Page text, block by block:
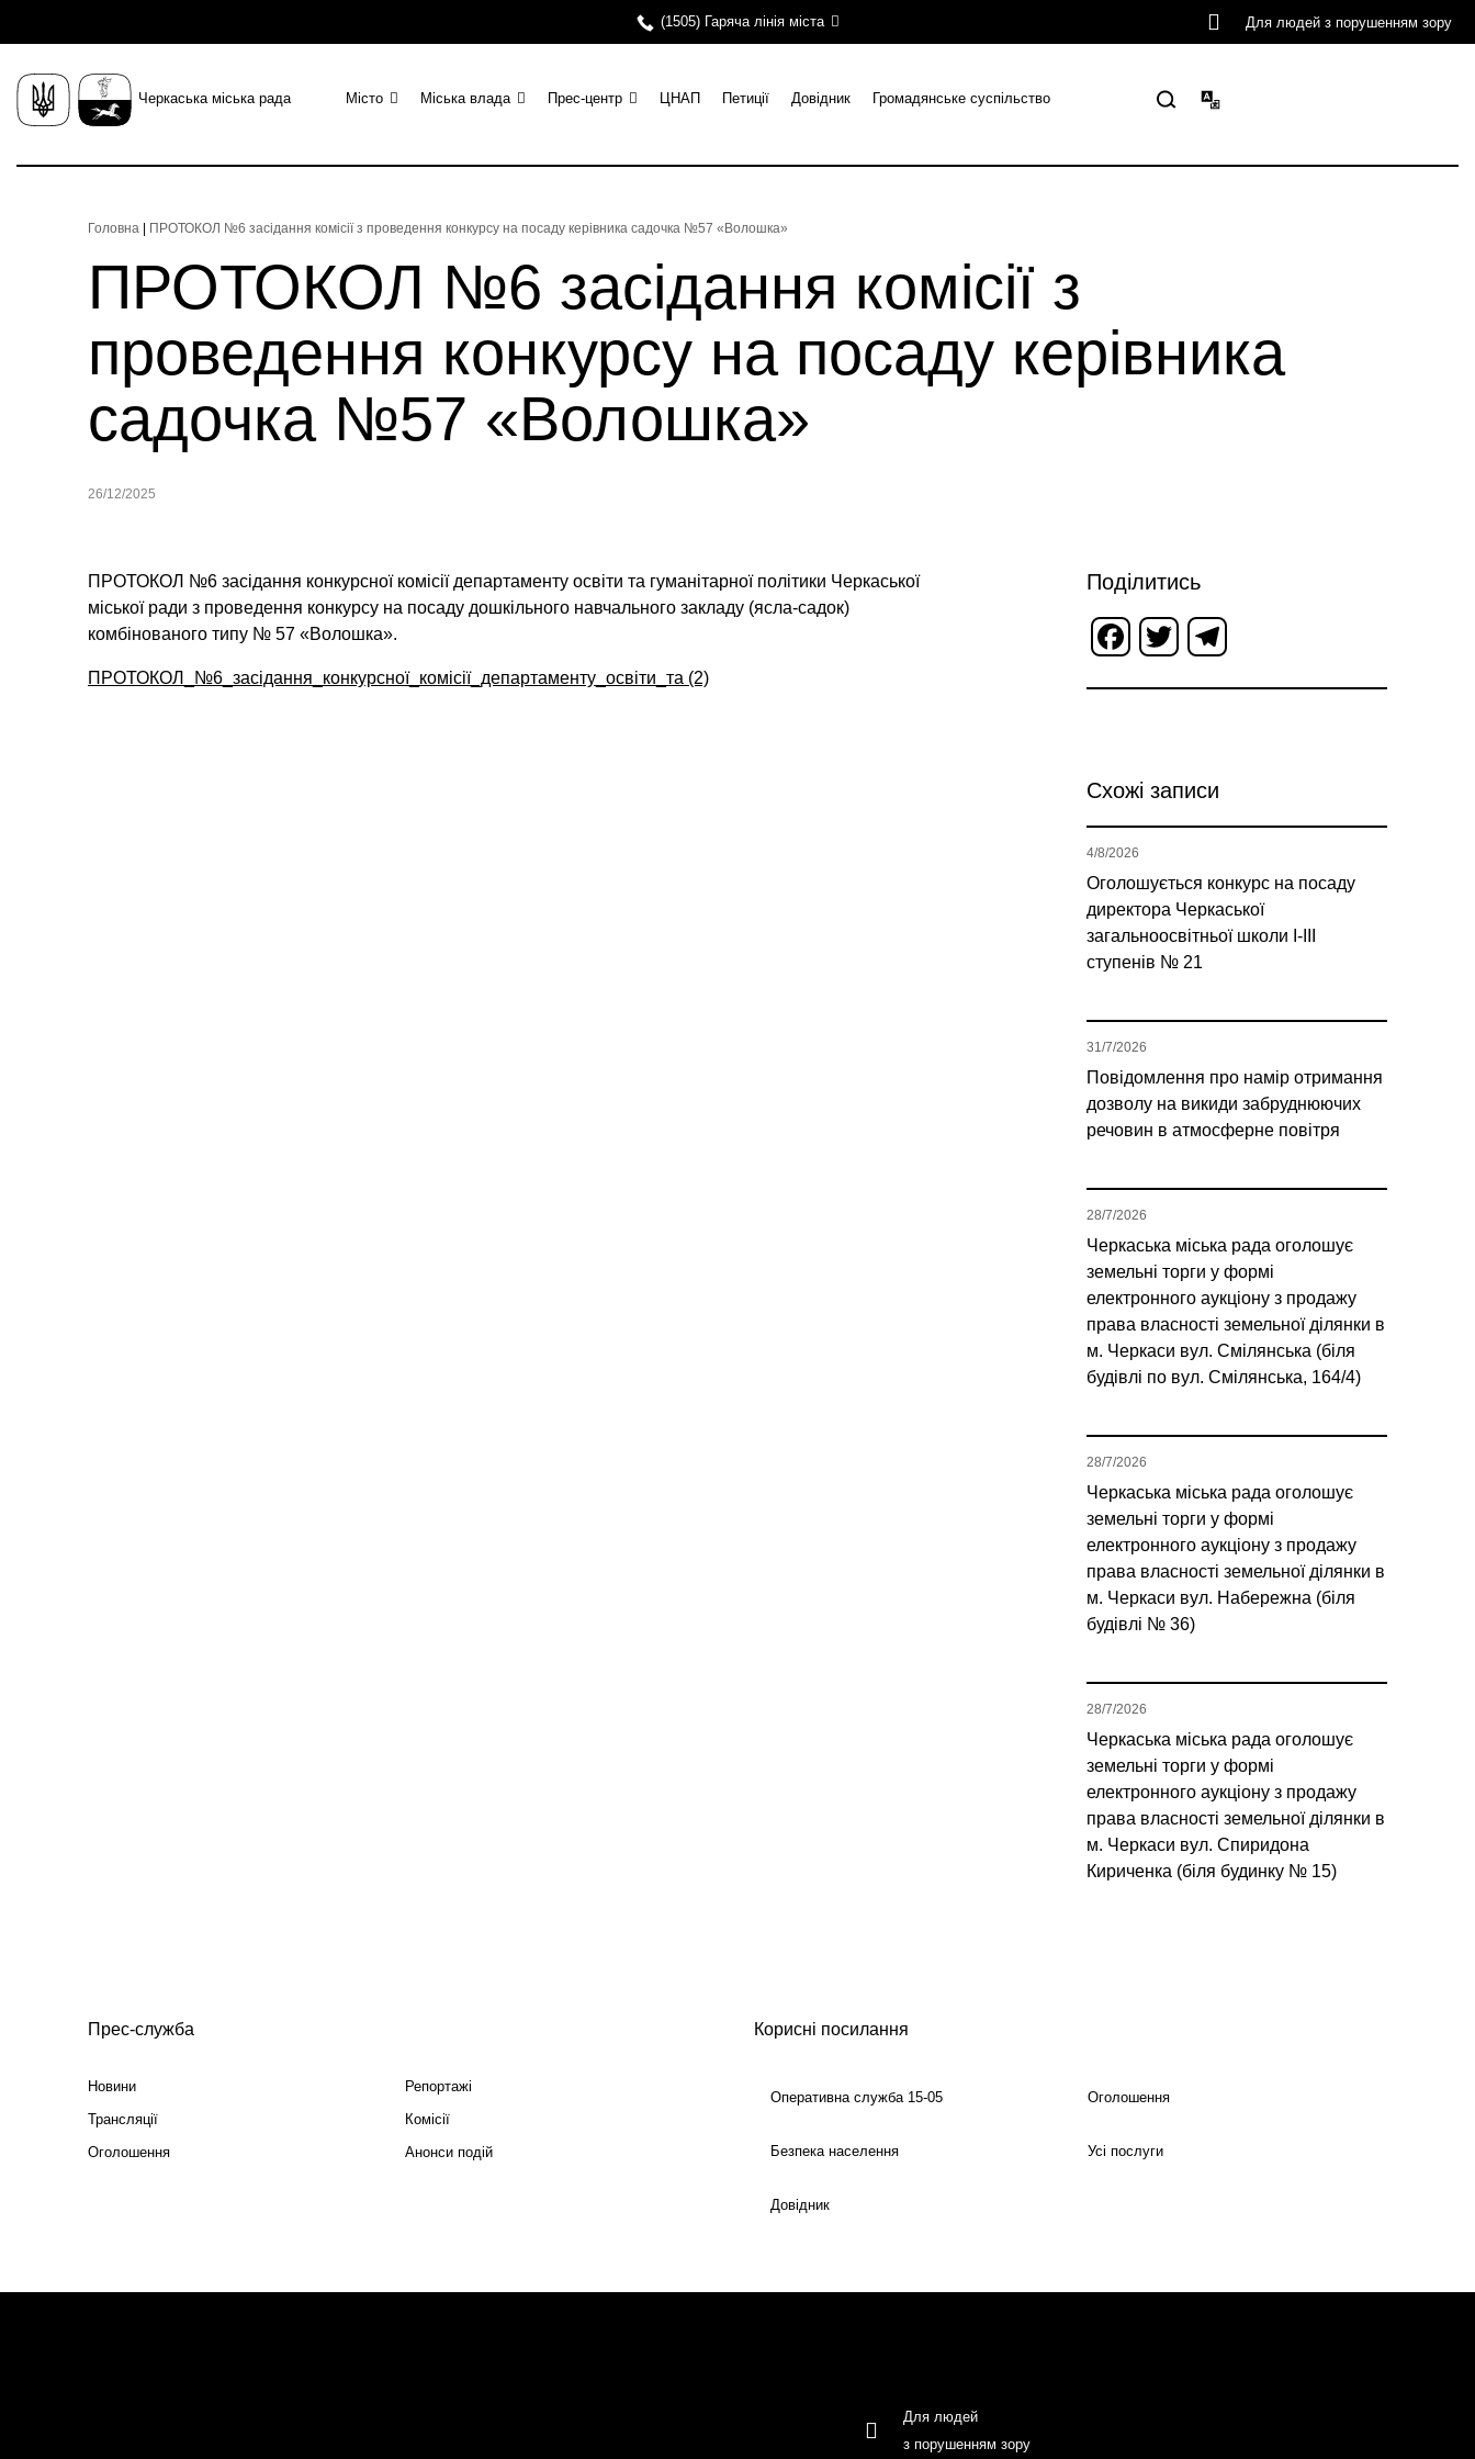
(1505) Гаряча лінія міста Для людей з порушенням зору
Черкаська міська рада Місто Міська влада Прес-центр ЦНАП Петиції Довідник Громадянське суспільство
Головна ПРОТОКОЛ №6 засідання комісії з проведення конкурсу на посаду керівника садочка №57 «Волошка»
ПРОТОКОЛ №6 засідання комісії з
проведення конкурсу на посаду керівника
садочка №57 «Волошка»
26/12/2025
ПРОТОКОЛ №6 засідання конкурсної комісії департаменту освіти та гуманітарної політики Черкаської
міської ради з проведення конкурсу на посаду дошкільного навчального закладу (ясла-садок)
комбінованого типу № 57 «Волошка».
ПРОТОКОЛ_№6_засідання_конкурсної_комісії_департаменту_освіти_та (2)
Поділитись
Facebook
Twitter
Схожі записи
Оголошується конкурс на посаду
директора Черкаської
загальноосвітньої школи І-ІІІ
ступенів № 21
4/8/2026
Повідомлення про намір отримання
дозволу на викиди забруднюючих
речовин в атмосферне повітря
31/7/2026
Черкаська міська рада оголошує
земельні торги у формі
електронного аукціону з продажу
права власності земельної ділянки в
м. Черкаси вул. Смілянська (біля
будівлі по вул. Смілянська, 164/4)
28/7/2026
Черкаська міська рада оголошує
земельні торги у формі
електронного аукціону з продажу
права власності земельної ділянки в
м. Черкаси вул. Набережна (біля
будівлі № 36)
28/7/2026
Черкаська міська рада оголошує
земельні торги у формі
електронного аукціону з продажу
права власності земельної ділянки в
м. Черкаси вул. Спиридона
Кириченка (біля будинку № 15)
28/7/2026
Прес-служба
Новини
Репортажі
Трансляції
Комісії
Оголошення
Анонси подій
Корисні посилання
Оперативна служба 15-05 Оголошення
Безпека населення Усі послуги
Довідник
Для людей
з порушенням зору